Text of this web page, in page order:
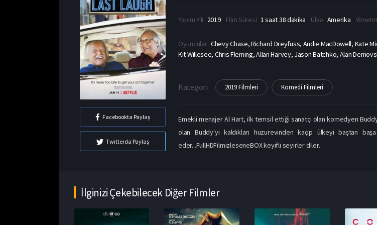
Facebookta Paylaş
Twitterda Paylaş
Yapım Yılı 2019 Film Süresi 1 saat 38 dakika Ülke Amerika
Oyuncular Chevy Chase, Richard Dreyfuss, Andie MacDowell, Kate
Kit Willesee, Chris Fleming, Allan Harvey, Jason Batchko, Alan
Kategori 2019 Filmleri Komedi Filmleri
Emekli menajer Al Hart, ilk temsil ettiği sanatçı olan komedyen
olan Buddy'yi kaldıkları huzurevinden kaçıp ülkeyi baştan
eder...FullHDFilmizleseneBOX keyifli seyirler diler.
İlginizi Çekebilecek Diğer Filmler